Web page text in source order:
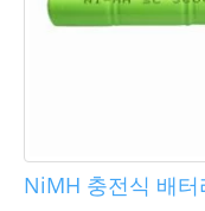
NiMH 충전식 배터